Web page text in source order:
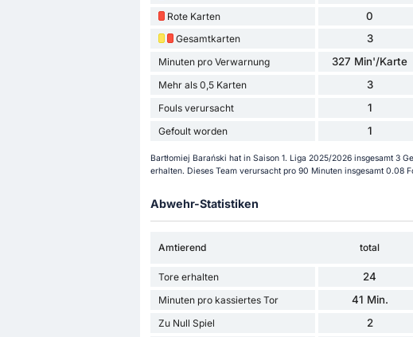
Rote Karten 0
Gesamtkarten 3
Minuten pro Verwarnung 327 Min'/Karte
Mehr als 0,5 Karten 3
Fouls verursacht 1
Gefoult worden 1
Bartłomiej Barański hat in Saison 1. Liga 2025/2026 insgesamt 3
erhalten. Dieses Team verursacht pro 90 Minuten insgesamt 0.08
Abwehr-Statistiken
Amtierend total
Tore erhalten 24
Minuten pro kassiertes Tor 41 Min.
Zu Null Spiel 2